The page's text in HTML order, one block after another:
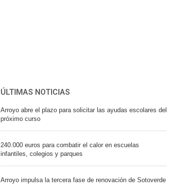
ÚLTIMAS NOTICIAS
Arroyo abre el plazo para solicitar las ayudas escolares del
próximo curso
240.000 euros para combatir el calor en escuelas
infantiles, colegios y parques
Arroyo impulsa la tercera fase de renovación de Sotoverde